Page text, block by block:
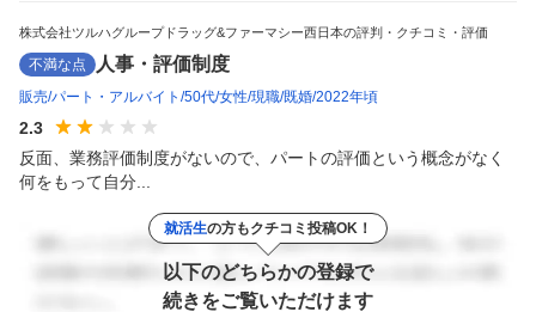
株式会社ツルハグループドラッグ&ファーマシー西日本の評判・クチコミ・評価
不満な点 人事・評価制度
販売 パート・アルバイト 50代 女性 現職 既婚 2022年頃
2.3
反面、業務評価制度がないので、パートの評価という概念がなく
何をもって自分...
就活生の方もクチコミ投稿OK！
以下のどちらかの登録で
続きをご覧いただけます